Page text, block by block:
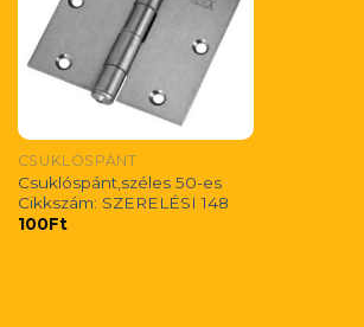
CSUKLÓSPÁNT
Csuklóspánt,széles 50-es
Cikkszám: SZERELÉSI 148
100Ft